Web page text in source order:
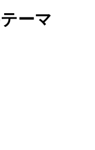
ーマ